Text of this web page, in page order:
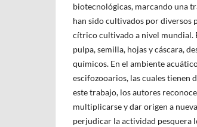
biotecnológicas, marcando una
han sido cultivados por diversos
cítrico cultivado a nivel mundial.
pulpa, semilla, hojas y cáscara,
químicos. En el ambiente
escifozooarios, las cuales tienen
este trabajo, los autores
multiplicarse y dar origen a
perjudicar la actividad pesquera